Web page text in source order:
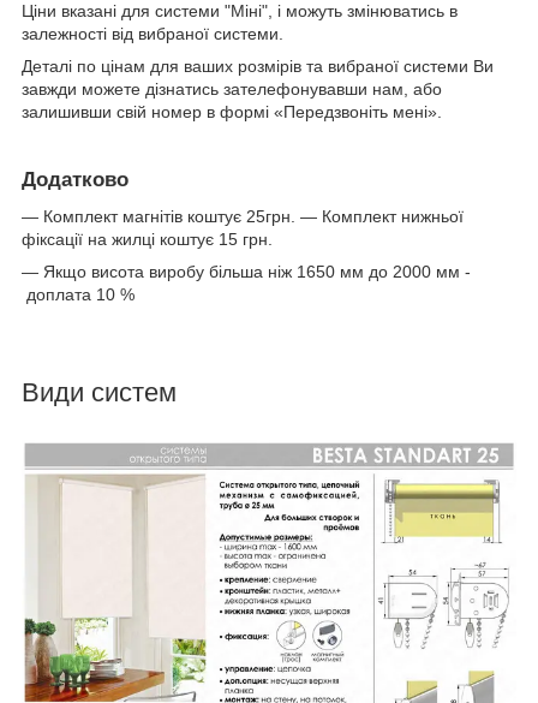
Ціни вказані для системи "Міні", і можуть змінюватись в
залежності від вибраної системи.
Деталі по цінам для ваших розмірів та вибраної системи Ви
завжди можете дізнатись зателефонувавши нам, або
залишивши свій номер в формі «Передзвоніть мені».
Додатково
— Комплект магнітів коштує 25грн. — Комплект нижньої
фіксації на жилці коштує 15 грн.
— Якщо висота виробу більша ніж 1650 мм до 2000 мм -
доплата 10 %
Види систем